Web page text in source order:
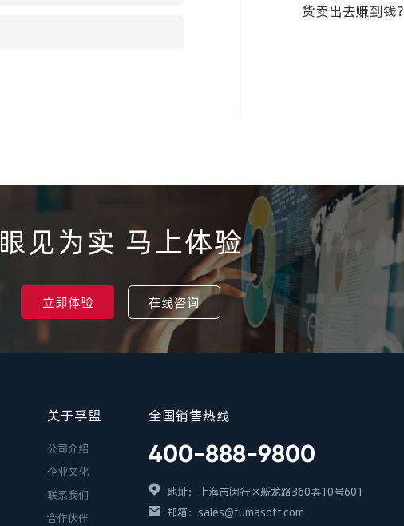
货卖出去赚到钱？
眼见为实 马上体验
立即体验 在线咨询
关于孚盟
公司介绍
企业文化
联系我们
合作伙伴
全国销售热线
400-888-9800
地址：上海市闵行区新龙路360弄10号601
邮箱：sales@fumasoft.com